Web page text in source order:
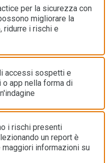
per la sicurezza con
migliorare la
ridurre i rischi e
accessi sospetti e
app nella forma di
i rischi presenti
un report è
informazioni su